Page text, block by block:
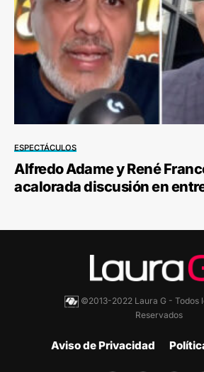
ESPECTÁCULOS
Alfredo Adame y René
acalorada discusión en
©2013-2022 Laura G - Todos
Reservados
Aviso de Privacidad